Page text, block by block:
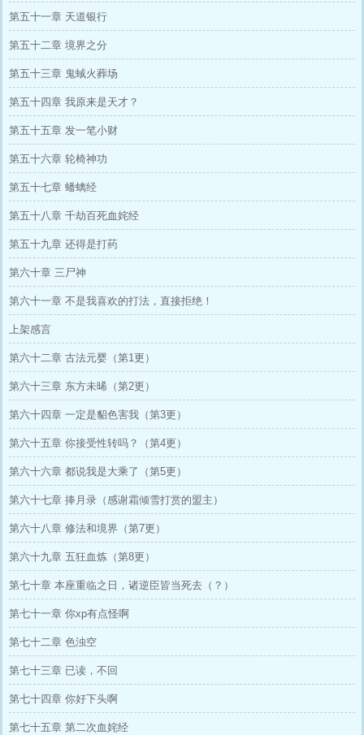
第五十一章 天道银行
第五十二章 境界之分
第五十三章 鬼蜮火葬场
第五十四章 我原来是天才？
第五十五章 发一笔小财
第五十六章 轮椅神功
第五十七章 蟠螭经
第五十八章 千劫百死血姹经
第五十九章 还得是打药
第六十章 三尸神
第六十一章 不是我喜欢的打法，直接拒绝！
上架感言
第六十二章 古法元婴（第1更）
第六十三章 东方未晞（第2更）
第六十四章 一定是貂色害我（第3更）
第六十五章 你接受性转吗？（第4更）
第六十六章 都说我是大乘了（第5更）
第六十七章 捧月录（感谢霜倾雪打赏的盟主）
第六十八章 修法和境界（第7更）
第六十九章 五狂血炼（第8更）
第七十章 本座重临之日，诸逆臣皆当死去（？）
第七十一章 你xp有点怪啊
第七十二章 色浊空
第七十三章 已读，不回
第七十四章 你好下头啊
第七十五章 第二次血姹经